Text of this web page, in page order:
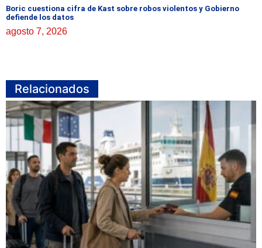
Boric cuestiona cifra de Kast sobre robos violentos y Gobierno
defiende los datos
agosto 7, 2026
Relacionados